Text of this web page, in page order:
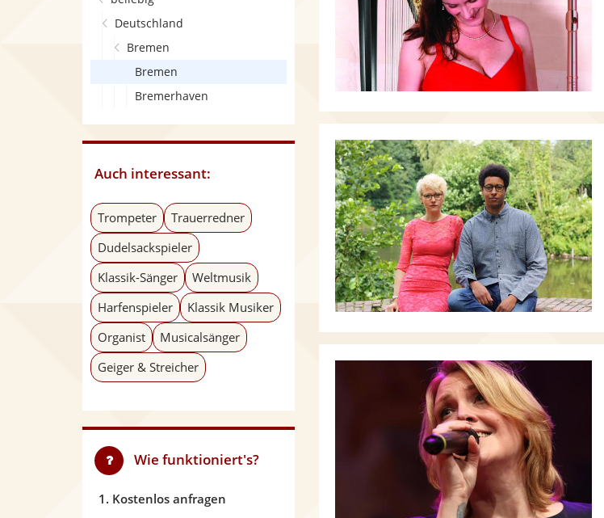
Deutschland
Bremen
Bremen
Bremerhaven
Auch interessant:
Trompeter
Trauerredner
Dudelsackspieler
Klassik-Sänger
Weltmusik
Harfenspieler
Klassik Musiker
Organist
Musicalsänger
Geiger & Streicher
Wie funktioniert's?
1. Kostenlos anfragen